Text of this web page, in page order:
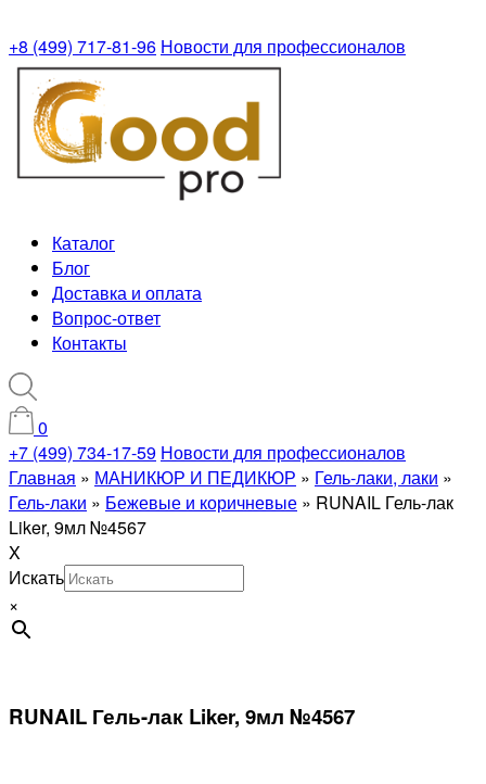
+8 (499) 717-81-96 Новости для профессионалов
Каталог
Блог
Доставка и оплата
Вопрос-ответ
Контакты
0
+7 (499) 734-17-59 Новости для профессионалов
Главная » МАНИКЮР И ПЕДИКЮР » Гель-лаки, лаки »
Гель-лаки » Бежевые и коричневые » RUNAIL Гель-лак
Liker, 9мл №4567
X
Искать
×
RUNAIL Гель-лак Liker, 9мл №4567